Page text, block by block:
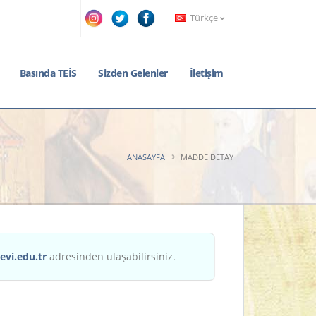
Türkçe
Basında TEİS Sizden Gelenler İletişim
ANASAYFA MADDE DETAY
adresinden ulaşabilirsiniz.